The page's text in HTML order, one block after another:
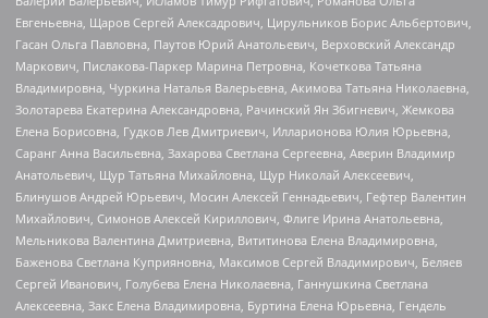
Евгеньевна, Щаров Сергей Алексадрович, Цирульников Борис Альбертович,
Гасан Ольга Павловна, Паутов Юрий Анатольевич, Верховский Александр
Маркович, Пислакова-Паркер Марина Петровна, Кочеткова Татьяна
Владимировна, Чуркина Наталья Валерьевна, Акимова Татьяна Николаевна,
Золотарева Екатерина Александровна, Рачинский Ян Збигневич, Жемкова
Елена Борисовна, Гудков Лев Дмитриевич, Илларионова Юлия Юрьевна,
Саранг Анна Васильевна, Захарова Светлана Сергеевна, Аверин Владимир
Анатольевич, Щур Татьяна Михайловна, Щур Николай Алексеевич,
Блинушов Андрей Юрьевич, Мосин Алексей Геннадьевич, Гефтер Валентин
Михайлович, Симонов Алексей Кириллович, Флиге Ирина Анатольевна,
Мельникова Валентина Дмитриевна, Вититинова Елена Владимировна,
Баженова Светлана Куприяновна, Максимов Сергей Владимирович, Беляев
Сергей Иванович, Голубева Елена Николаевна, Ганнушкина Светлана
Алексеевна, Закс Елена Владимировна, Буртина Елена Юрьевна, Гендель